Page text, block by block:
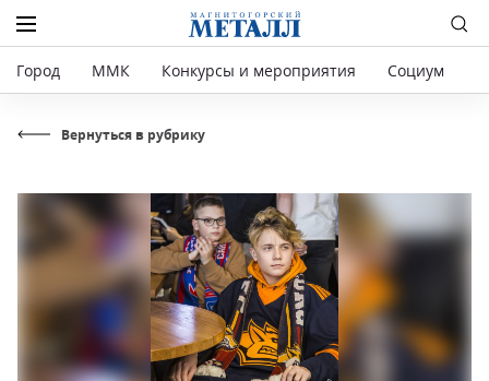
Город ММК Конкурсы и мероприятия Социум
Вернуться в рубрику